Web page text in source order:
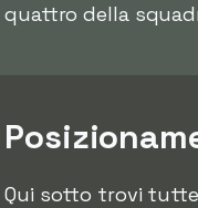
quattro della
Qui sotto trovi